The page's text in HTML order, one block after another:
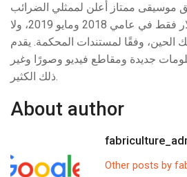
موسيقى ممتاز أعلن لممثلي الضرائب
أنه حقق 40.100 دولار فقط في عامي 2018 ومايو 2019، ولا
الحين، وفقًا لمستندات المحكمة. يقدم
جديدة ومقاطع فيديو وصورًا وغير
ذلك الكثير.
About author
Other posts by